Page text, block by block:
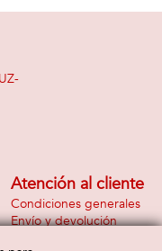
Atención al cliente
Condiciones generales
Envío y devolución